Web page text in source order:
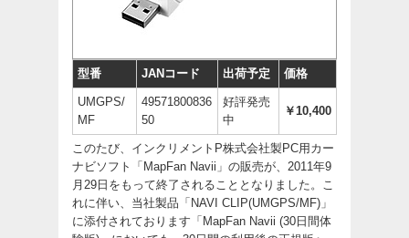
型番 JANコード 出荷予定 価格
UMGPS/
MF
49571800836
50
好評発売
中
￥10,400
このたび、インクリメントP株式会社製PC用カー
ナビソフト「MapFan Navii」の販売が、2011年9
月29日をもって終了されることとなりました。こ
れに伴い、当社製品「 NAVI CLIP(UMGPS/MF) 」
に添付されております「MapFan Navii (30日間体